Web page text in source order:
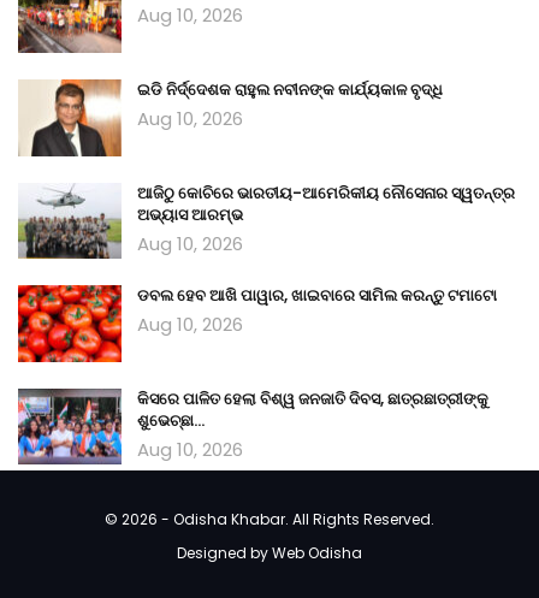
Aug 10, 2026
ଇଡି ନିର୍ଦ୍ଦେଶକ ରାହୁଲ ନବୀନଙ୍କ କାର୍ଯ୍ୟକାଳ ବୃଦ୍ଧି
Aug 10, 2026
ଆଜିଠୁ କୋଚିରେ ଭାରତୀୟ-ଆମେରିକୀୟ ନୌସେନାର ସ୍ୱତନ୍ତ୍ର
ଅଭ୍ୟାସ ଆରମ୍ଭ
Aug 10, 2026
ଡବଲ ହେବ ଆଖି ପାୱାର, ଖାଇବାରେ ସାମିଲ କରନ୍ତୁ ଟମାଟୋ
Aug 10, 2026
କିସରେ ପାଳିତ ହେଲା ବିଶ୍ୱ ଜନଜାତି ଦିବସ, ଛାତ୍ରଛାତ୍ରୀଙ୍କୁ
ଶୁଭେଚ୍ଛା…
Aug 10, 2026
© 2026 - Odisha Khabar. All Rights Reserved.
Designed byWeb Odisha